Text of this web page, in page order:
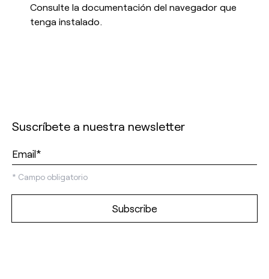
Consulte la documentación del navegador que
tenga instalado.
Suscríbete a nuestra newsletter
* Campo obligatorio